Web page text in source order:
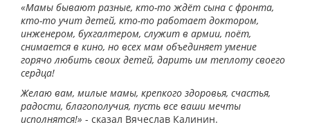
«Мамы бывают разные, кто-то ждёт сына с фронта,
кто-то учит детей, кто-то работает доктором,
инженером, бухгалтером, служит в армии, поёт,
снимается в кино, но всех мам объединяет умение
горячо любить своих детей, дарить им теплоту своего
сердца!
Желаю вам, милые мамы, крепкого здоровья, счастья,
радости, благополучия, пусть все ваши мечты
исполнятся!» - сказал Вячеслав Калинин.